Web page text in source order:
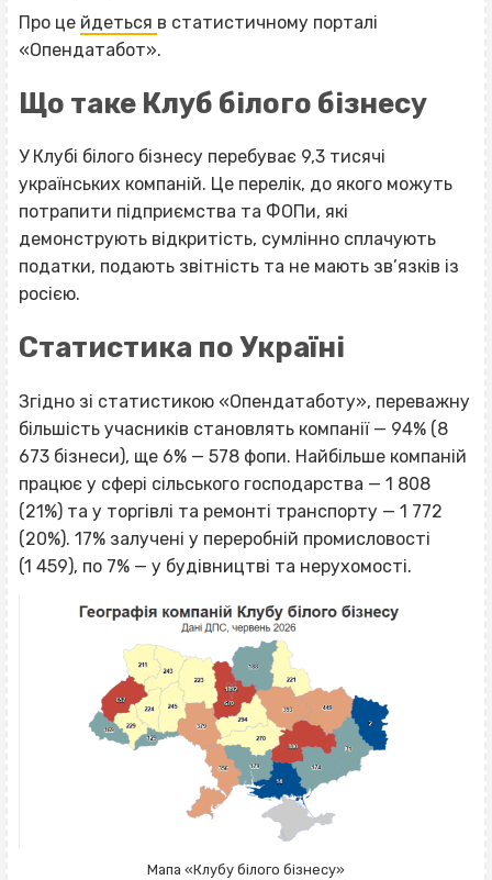
Про це йдеться в статистичному порталі
«Опендатабот».
Що таке Клуб білого бізнесу
У Клубі білого бізнесу перебуває 9,3 тисячі
українських компаній. Це перелік, до якого можуть
потрапити підприємства та ФОПи, які
демонструють відкритість, сумлінно сплачують
податки, подають звітність та не мають зв’язків із
росією.
Статистика по Україні
Згідно зі статистикою «Опендатаботу», переважну
більшість учасників становлять компанії — 94% (8
673 бізнеси), ще 6% — 578 фопи. Найбільше компаній
працює у сфері сільського господарства — 1 808
(21%) та у торгівлі та ремонті транспорту — 1 772
(20%). 17% залучені у переробній промисловості
(1 459), по 7% — у будівництві та нерухомості.
Мапа «Клубу білого бізнесу»